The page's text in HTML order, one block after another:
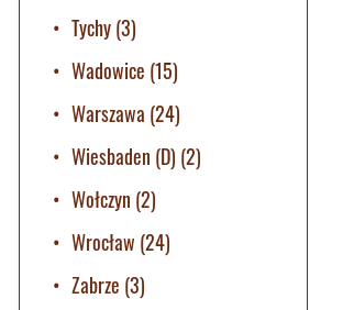
Tychy(3)
Wadowice (15)
Warszawa (24)
Wiesbaden (D) (2)
Wołczyn (2)
Wrocław (24)
Zabrze (3)